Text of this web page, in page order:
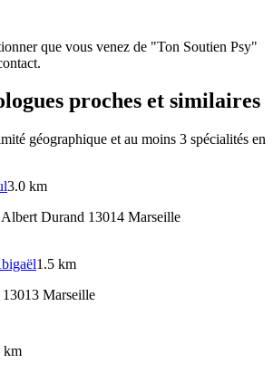
que vous venez de "Ton Soutien Psy"
proches et similaires
géographique et au moins 3 spécialités en
3.0 km
Durand 13014 Marseille
1.5 km
Marseille
km